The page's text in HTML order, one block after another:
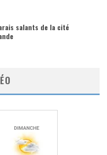
salants de la cité